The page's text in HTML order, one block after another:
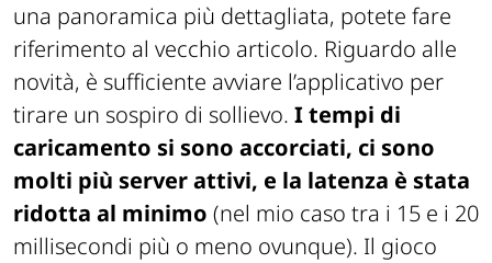
una panoramica più dettagliata, potete fare
riferimento al vecchio articolo. Riguardo alle
novità, è sufficiente avviare l’applicativo per
tirare un sospiro di sollievo. I tempi di
caricamento si sono accorciati, ci sono
molti più server attivi, e la latenza è stata
ridotta al minimo (nel mio caso tra i 15 e i 20
millisecondi più o meno ovunque). Il gioco